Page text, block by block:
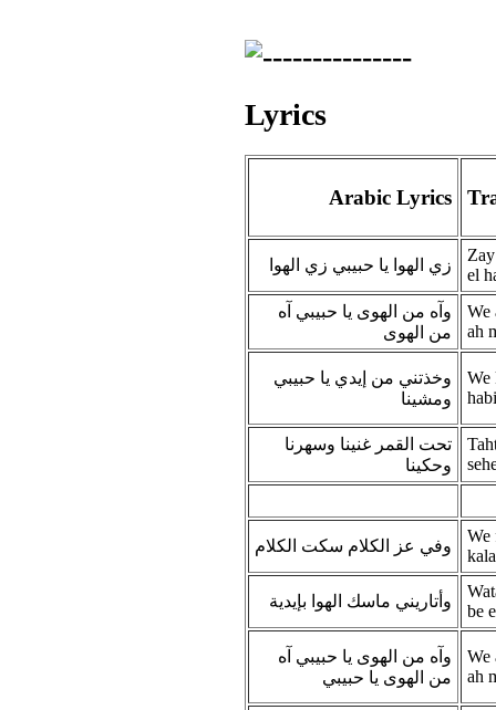
Lyrics
Arabic Lyrics
زي الهوا يا حبيبي زي الهوا
el
وآه من الهوى يا حبيبي آه
من الهوى
We
ah
وخذتني من إيدي يا حبيبي
ومشينا
We
تحت القمر غنينا وسهرنا
وحكينا
وفي عز الكلام سكت الكلام
We
وأتاريني ماسك الهوا بإيدية
be
وآه من الهوى يا حبيبي آه
من الهوى يا حبيبي
We
ah